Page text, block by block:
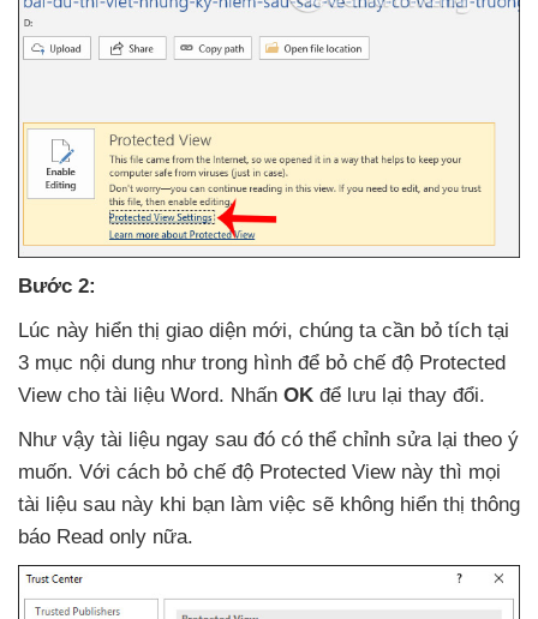
Bước 2:
Lúc này hiển thị giao diện mới, chúng ta cần bỏ tích tại
3 mục nội dung như trong hình để bỏ chế độ Protected
View cho tài liệu Word. Nhấn OK để lưu lại thay đổi.
Như vậy tài liệu ngay sau đó có thể chỉnh sửa lại theo ý
muốn. Với cách bỏ chế độ Protected View này thì mọi
tài liệu sau này khi bạn làm việc sẽ không hiển thị thông
báo Read only nữa.